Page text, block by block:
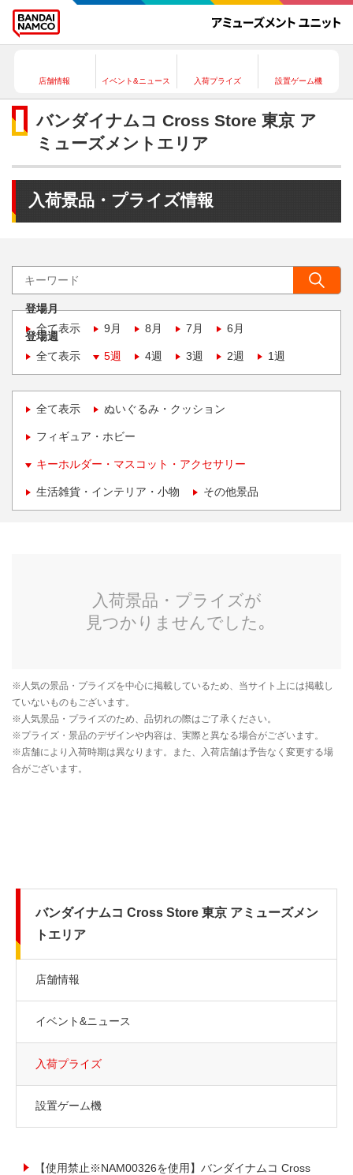
店舗情報 イベント&ニュース 入荷プライズ 設置ゲーム機
バンダイナムコ Cross Store 東京 ア
ミューズメントエリア
入荷景品・プライズ情報
登場月
全て表示
9月 8月 7月 6月
登場週
全て表示
5週 4週 3週 2週 1週
全て表示 ぬいぐるみ・クッション
フィギュア・ホビー
キーホルダー・マスコット・アクセサリー
生活雑貨・インテリア・小物 その他景品
バンダイナムコ Cross Store 東京 アミューズメン
トエリア
店舗情報
イベント&ニュース
入荷プライズ
設置ゲーム機
【使用禁止※NAM00326を使用】バンダイナムコ Cross